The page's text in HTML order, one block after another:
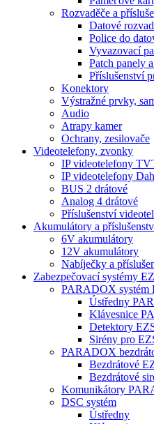
Rozvaděče a
Datové
Police do
Vyvazovací
Patch panely
Příslušenství
Konektory
Výstražné prvky,
Audio
Atrapy kamer
Ochrany, zesilovače
Videotelefony, zvonky
IP videotelefony
IP videotelefony
BUS 2 drátové
Analog 4 drátové
Příslušenství
Akumulátory a
6V akumulátory
12V akumulátory
Nabíječky a
Zabezpečovací systémy
PARADOX systém
Ústředny
Klávesnice
Detektory
Sirény pro
PARADOX
Bezdrátové
Bezdrátové
Komunikátory
DSC systém
Ústředny